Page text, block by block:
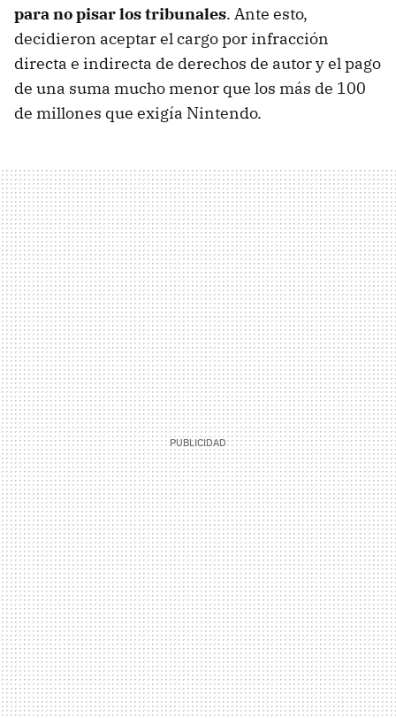
para no pisar los tribunales. Ante esto,
decidieron aceptar el cargo por infracción
directa e indirecta de derechos de autor y el pago
de una suma mucho menor que los más de 100
de millones que exigía Nintendo.